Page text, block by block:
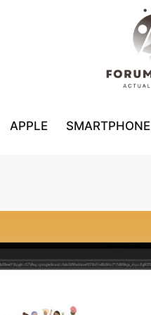
APPLE SMARTPHONE